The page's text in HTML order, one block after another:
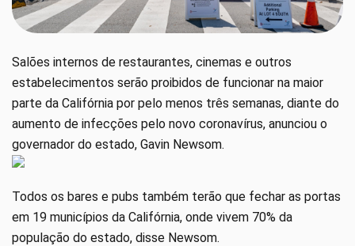
Salões internos de restaurantes, cinemas e outros
estabelecimentos serão proibidos de funcionar na maior
parte da Califórnia por pelo menos três semanas, diante do
aumento de infecções pelo novo coronavírus, anunciou o
governador do estado, Gavin Newsom.
Todos os bares e pubs também terão que fechar as portas
em 19 municípios da Califórnia, onde vivem 70% da
população do estado, disse Newsom.